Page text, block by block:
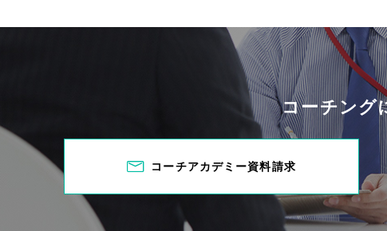
コーチング
コーチアカデミー資料請求